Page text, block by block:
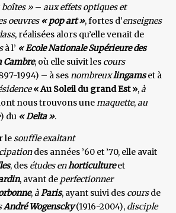
boîtes » – aux effets optiques et
oeuvres « pop art », fortes d’enseignes
, réalisées alors qu’elle venait de
à l’ « Ecole Nationale Supérieure des
Cambre, où elle suivit les cours
1994) – à sesnombreuxlingamset à
« Au Soleil du grand Est »,à
nous trouvons unemaquette,au
) du « Delta ».
lesouffle exaltant
des années ’60 et ’70, elle avait
, des études enhorticultureet
, avant de perfectionner
,àParis, ayant suivi des coursde
André Wogenscky(1916-2004), disciple